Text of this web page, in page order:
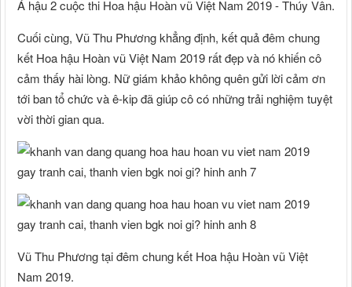
Á hậu 2 cuộc thi Hoa hậu Hoàn vũ Việt Nam 2019 - Thúy Vân.
Cuối cùng, Vũ Thu Phương khẳng định, kết quả đêm chung
kết Hoa hậu Hoàn vũ Việt Nam 2019 rất đẹp và nó khiến cô
cảm thấy hài lòng. Nữ giám khảo không quên gửi lời cảm ơn
tới ban tổ chức và ê-kip đã giúp cô có những trải nghiệm tuyệt
vời thời gian qua.
Vũ Thu Phương tại đêm chung kết Hoa hậu Hoàn vũ Việt
Nam 2019.